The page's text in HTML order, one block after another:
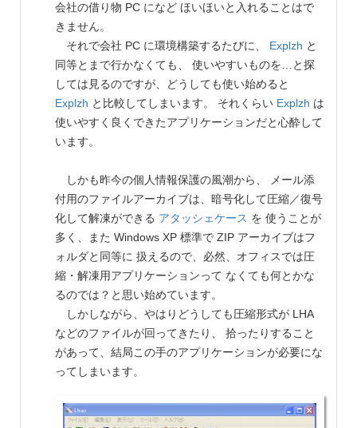
会社の借り物 PC になど ほいほいと入れることはで
きません。
それで会社 PC に環境構築するたびに、 Explzh と
同等とまで行かなくても、 使いやすいものを…と探
しては見るのですが、どうしても使い始めると
Explzh と比較してしまいます。 それくらい Explzh は
使いやすく良くできたアプリケーションだと心酔して
います。
しかも昨今の個人情報保護の風潮から、 メール添
付用のファイルアーカイブは、暗号化して圧縮／復号
化して解凍ができる アタッシェケース を 使うことが
多く、また Windows XP 標準で ZIP アーカイブはフ
ォルダと同等に 扱えるので、必然、オフィスでは圧
縮・解凍用アプリケーションって なくても何とかな
るのでは？と思い始めています。
しかしながら、やはりどうしても圧縮形式が LHA
などのファイルが回ってきたり、 拾ったりすること
があって、結局この手のアプリケーションが必要にな
ってしまいます。